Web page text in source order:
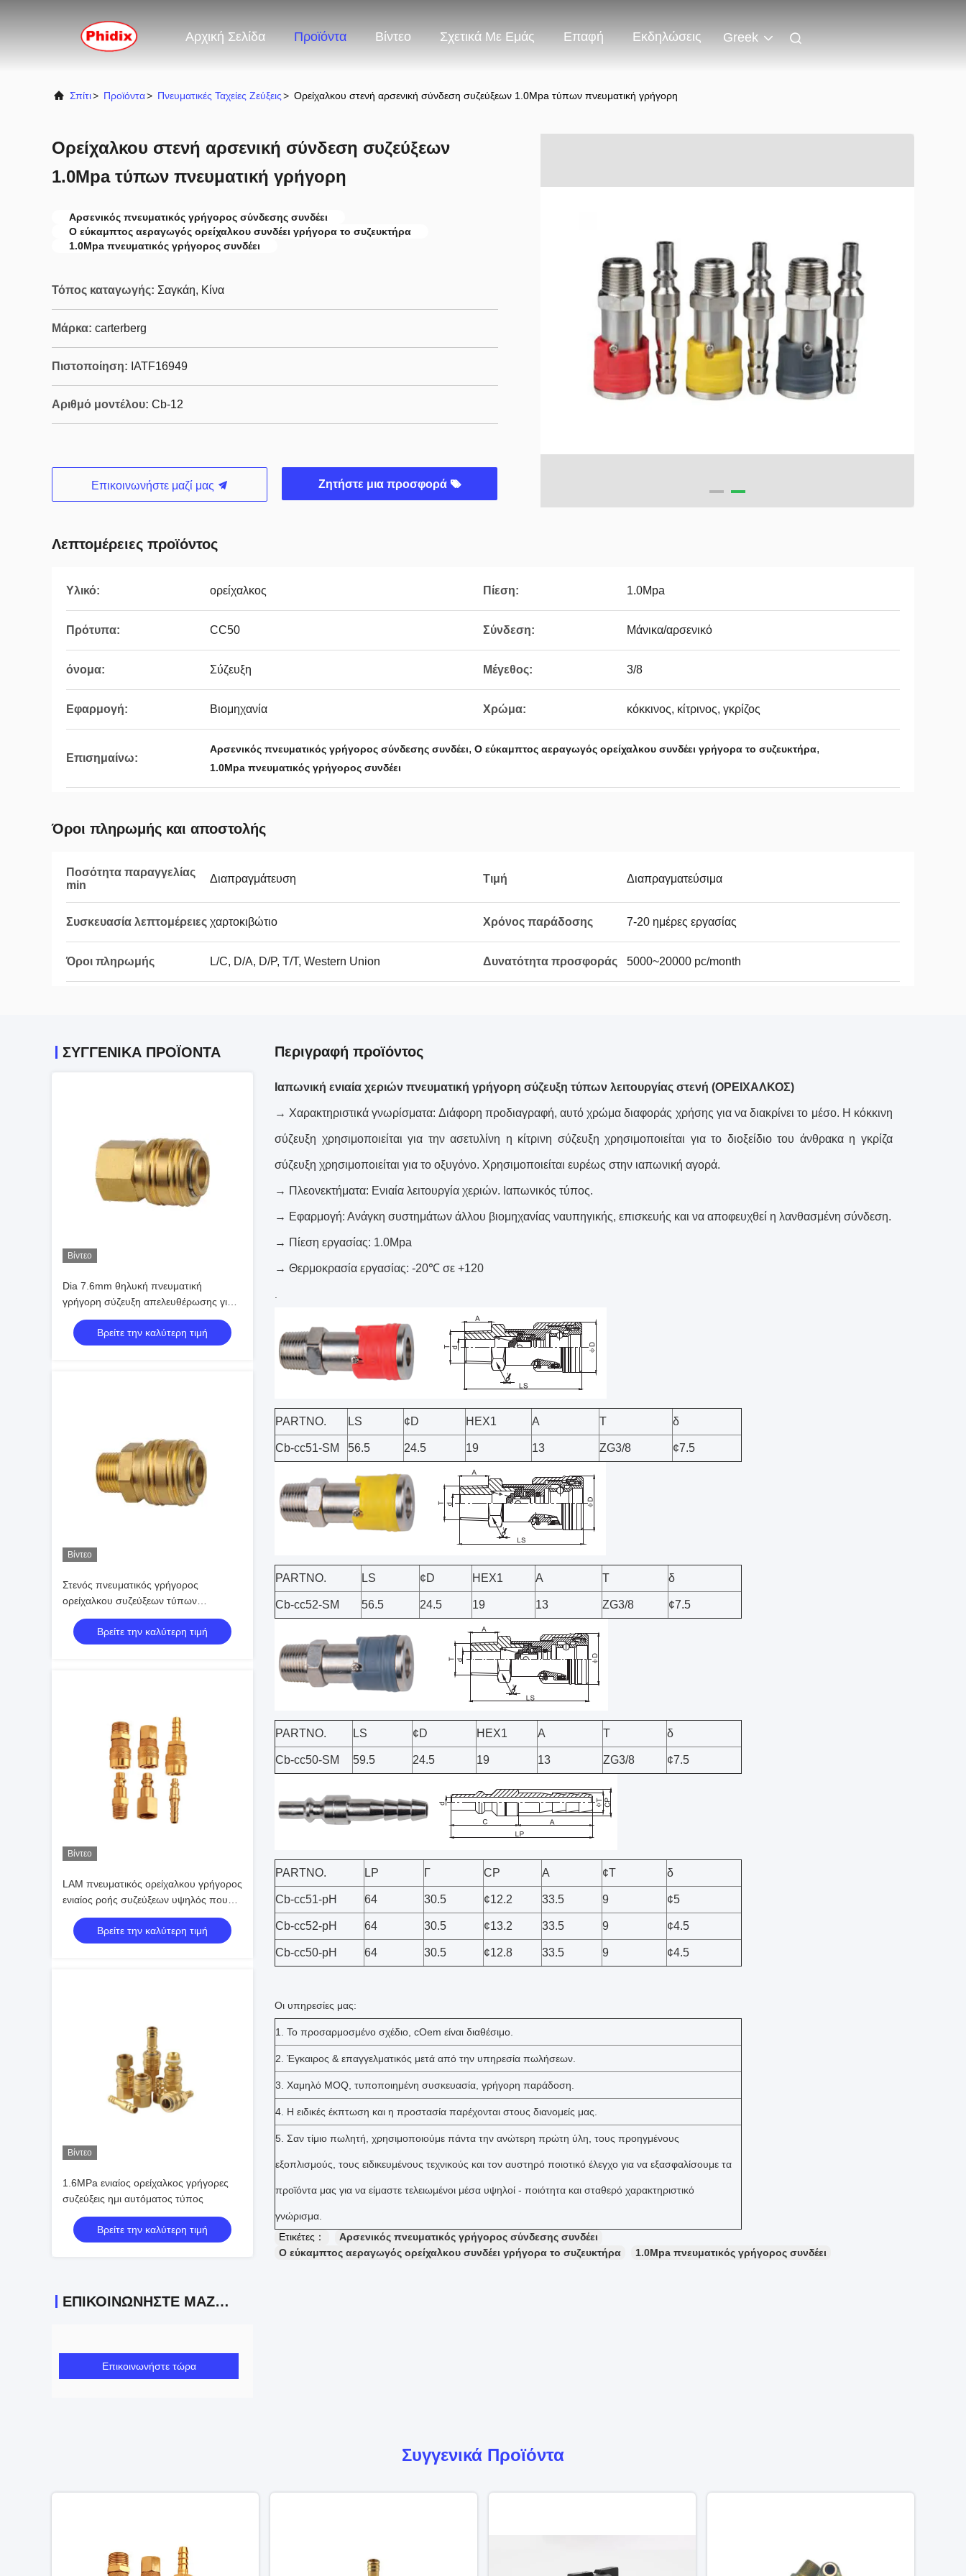
Αρχική Σελίδα Προϊόντα Βίντεο Σχετικά Με Εμάς Επαφή Εκδηλώσεις Greek
Σπίτι> Προϊόντα> Πνευματικές Ταχείες Ζεύξεις> Ορείχαλκου στενή αρσενική σύνδεση συζεύξεων 1.0Mpa τύπων πνευματική γρήγορη
Ορείχαλκου στενή αρσενική σύνδεση συζεύξεων
1.0Mpa τύπων πνευματική γρήγορη
Αρσενικός πνευματικός γρήγορος σύνδεσης συνδέει
Ο εύκαμπτος αεραγωγός ορείχαλκου συνδέει γρήγορα το συζευκτήρα
1.0Mpa πνευματικός γρήγορος συνδέει
Τόπος καταγωγής: Σαγκάη, Κίνα
Μάρκα: carterberg
Πιστοποίηση: IATF16949
Αριθμό μοντέλου: Cb-12
Επικοινωνήστε μαζί μας Ζητήστε μια προσφορά
Λεπτομέρειες προϊόντος
Υλικό: ορείχαλκος Πίεση: 1.0Mpa
Πρότυπα: CC50 Σύνδεση: Μάνικα/αρσενικό
όνομα: Σύζευξη Μέγεθος: 3/8
Εφαρμογή: Βιομηχανία Χρώμα: κόκκινος, κίτρινος, γκρίζος
Επισημαίνω:
Αρσενικός πνευματικός γρήγορος σύνδεσης συνδέει, Ο εύκαμπτος αεραγωγός ορείχαλκου συνδέει γρήγορα το συζευκτήρα,
1.0Mpa πνευματικός γρήγορος συνδέει
Όροι πληρωμής και αποστολής
Ποσότητα παραγγελίας
min
Διαπραγμάτευση Τιμή Διαπραγματεύσιμα
Συσκευασία λεπτομέρειες χαρτοκιβώτιο Χρόνος παράδοσης 7-20 ημέρες εργασίας
Όροι πληρωμής L/C, D/A, D/P, T/T, Western Union Δυνατότητα προσφοράς 5000~20000 pc/month
ΣΥΓΓΕΝΙΚΆ ΠΡΟΪΌΝΤΑ
Βίντεο
Dia 7.6mm θηλυκή πνευματική
γρήγορη σύζευξη απελευθέρωσης για
Automotives
Βρείτε την καλύτερη τιμή
Βίντεο
Στενός πνευματικός γρήγορος
ορείχαλκου συζεύξεων τύπων
πνευματικός γρήγορος - αποσυνδέστε
Βρείτε την καλύτερη τιμή
Βίντεο
LAM πνευματικός ορείχαλκου γρήγορος
ενιαίος ροής συζεύξεων υψηλός που
αποκλείεται
Βρείτε την καλύτερη τιμή
Βίντεο
1.6MPa ενιαίος ορείχαλκος γρήγορες
συζεύξεις ημι αυτόματος τύπος
Βρείτε την καλύτερη τιμή
ΕΠΙΚΟΙΝΩΝΉΣΤΕ ΜΑΖΊ ΜΑΣ
Επικοινωνήστε τώρα
Περιγραφή προϊόντος
Ιαπωνική ενιαία χεριών πνευματική γρήγορη σύζευξη τύπων λειτουργίας στενή (ΟΡΕΙΧΑΛΚΟΣ)
→ Χαρακτηριστικά γνωρίσματα: Διάφορη προδιαγραφή, αυτό χρώμα διαφοράς χρήσης για να διακρίνει το μέσο. Η κόκκινη
σύζευξη χρησιμοποιείται για την ασετυλίνη η κίτρινη σύζευξη χρησιμοποιείται για το διοξείδιο του άνθρακα η γκρίζα
σύζευξη χρησιμοποιείται για το οξυγόνο. Χρησιμοποιείται ευρέως στην ιαπωνική αγορά.
→ Πλεονεκτήματα: Ενιαία λειτουργία χεριών. Ιαπωνικός τύπος.
→ Εφαρμογή: Ανάγκη συστημάτων άλλου βιομηχανίας ναυπηγικής, επισκευής και να αποφευχθεί η λανθασμένη σύνδεση.
→ Πίεση εργασίας: 1.0Mpa
→ Θερμοκρασία εργασίας: -20℃ σε +120
PARTNO. LS ¢D HEX1 Α Τ δ
Cb-cc51-SM 56.5 24.5 19 13 ZG3/8 ¢7.5
PARTNO. LS ¢D HEX1 Α Τ δ
Cb-cc52-SM 56.5 24.5 19 13 ZG3/8 ¢7.5
PARTNO. LS ¢D HEX1 Α Τ δ
Cb-cc50-SM 59.5 24.5 19 13 ZG3/8 ¢7.5
PARTNO. LP Γ CP Α ¢T δ
Cb-cc51-pH 64 30.5 ¢12.2 33.5 9 ¢5
Cb-cc52-pH 64 30.5 ¢13.2 33.5 9 ¢4.5
Cb-cc50-pH 64 30.5 ¢12.8 33.5 9 ¢4.5
Οι υπηρεσίες μας:
1. Το προσαρμοσμένο σχέδιο, cOem είναι διαθέσιμο.
2. Έγκαιρος & επαγγελματικός μετά από την υπηρεσία πωλήσεων.
3. Χαμηλό MOQ, τυποποιημένη συσκευασία, γρήγορη παράδοση.
4. Η ειδικές έκπτωση και η προστασία παρέχονται στους διανομείς μας.
5. Σαν τίμιο πωλητή, χρησιμοποιούμε πάντα την ανώτερη πρώτη ύλη, τους προηγμένους
εξοπλισμούς, τους ειδικευμένους τεχνικούς και τον αυστηρό ποιοτικό έλεγχο για να εξασφαλίσουμε τα
προϊόντα μας για να είμαστε τελειωμένοι μέσα υψηλοί - ποιότητα και σταθερό χαρακτηριστικό
γνώρισμα.
Ετικέτες：
Αρσενικός πνευματικός γρήγορος σύνδεσης συνδέει
Ο εύκαμπτος αεραγωγός ορείχαλκου συνδέει γρήγορα το συζευκτήρα
1.0Mpa πνευματικός γρήγορος συνδέει
Συγγενικά Προϊόντα